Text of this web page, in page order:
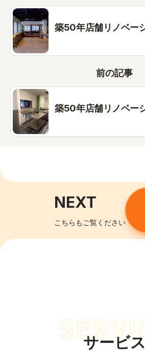
築50年店舗リノベー
前の記事
築50年店舗リノベー
NEXT
こちらもご覧ください
サービ